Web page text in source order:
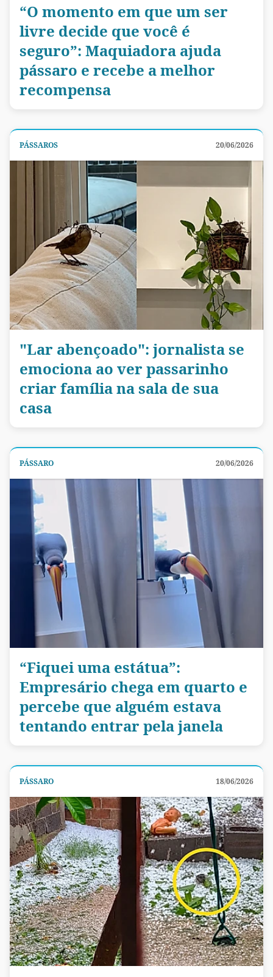
“O momento em que um ser
livre decide que você é
seguro”: Maquiadora ajuda
pássaro e recebe a melhor
recompensa
PÁSSAROS 20/06/2026
"Lar abençoado": jornalista se
emociona ao ver passarinho
criar família na sala de sua
casa
PÁSSARO 20/06/2026
“Fiquei uma estátua”:
Empresário chega em quarto e
percebe que alguém estava
tentando entrar pela janela
PÁSSARO 18/06/2026